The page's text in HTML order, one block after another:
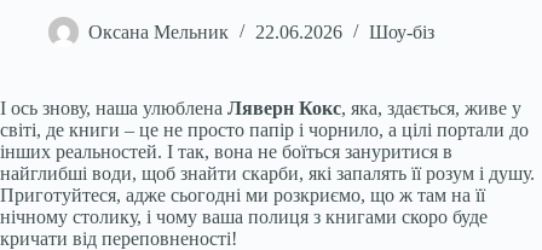
Оксана Мельник 22.06.2026 Шоу-біз
І ось знову, наша улюблена Ляверн Кокс, яка, здається, живе у
світі, де книги – це не просто папір і чорнило, а цілі портали до
інших реальностей. І так, вона не боїться зануритися в
найглибші води, щоб знайти скарби, які запалять її розум і душу.
Приготуйтеся, адже сьогодні ми розкриємо, що ж там на її
нічному столику, і чому ваша полиця з книгами скоро буде
кричати від переповненості!